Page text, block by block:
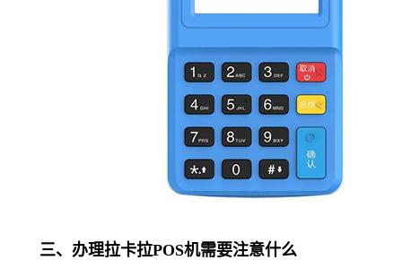
三、办理拉卡拉POS机需要注意什么